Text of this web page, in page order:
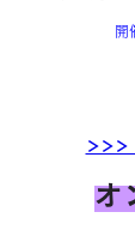
開
＞＞
オ